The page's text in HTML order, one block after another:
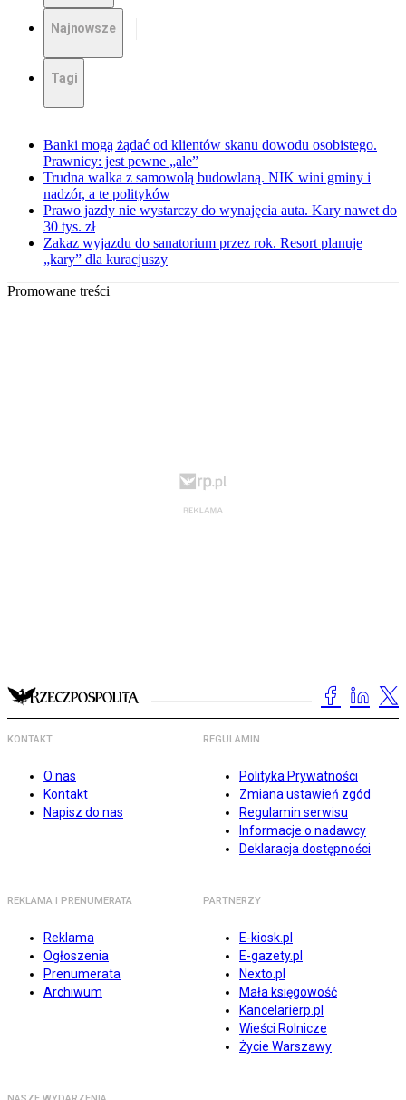
Najnowsze
Tagi
Banki mogą żądać od klientów skanu dowodu osobistego.
Prawnicy: jest pewne „ale”
Trudna walka z samowolą budowlaną. NIK wini gminy i
nadzór, a te polityków
Prawo jazdy nie wystarczy do wynajęcia auta. Kary nawet do
30 tys. zł
Zakaz wyjazdu do sanatorium przez rok. Resort planuje
„kary” dla kuracjuszy
Promowane treści
KONTAKT
O nas
Kontakt
Napisz do nas
REGULAMIN
Polityka Prywatności
Zmiana ustawień zgód
Regulamin serwisu
Informacje o nadawcy
Deklaracja dostępności
REKLAMA I PRENUMERATA
Reklama
Ogłoszenia
Prenumerata
Archiwum
PARTNERZY
E-kiosk.pl
E-gazety.pl
Nexto.pl
Mała księgowość
Kancelarierp.pl
Wieści Rolnicze
Życie Warszawy